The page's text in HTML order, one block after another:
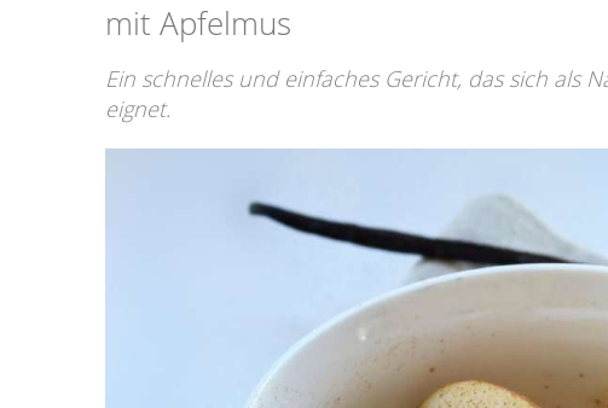
mit Apfelmus
Ein schnelles und einfaches Gericht, das sich als
eignet.